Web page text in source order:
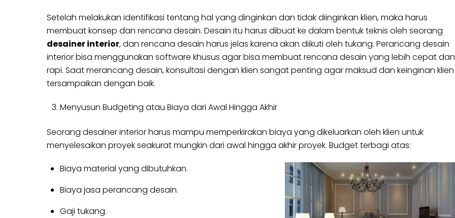
Setelah melakukan identifikasi tentang hal yang dinginkan dan tidak diinginkan klien, maka harus
membuat konsep dan rencana desain. Desain itu harus dibuat ke dalam bentuk teknis oleh seorang
desainer interior, dan rencana desain harus jelas karena akan diikuti oleh tukang. Perancang desain
interior bisa menggunakan software khusus agar bisa membuat rencana desain yang lebih cepat dan
rapi. Saat merancang desain, konsultasi dengan klien sangat penting agar maksud dan keinginan klien
tersampaikan dengan baik.
Menyusun Budgeting atau Biaya dari Awal Hingga Akhir
Seorang desainer interior harus mampu memperkirakan biaya yang dikeluarkan oleh klien untuk
menyelesaikan proyek seakurat mungkin dari awal hingga akhir proyek. Budget terbagi atas:
Biaya material yang dibutuhkan.
Biaya jasa perancang desain.
Gaji tukang.